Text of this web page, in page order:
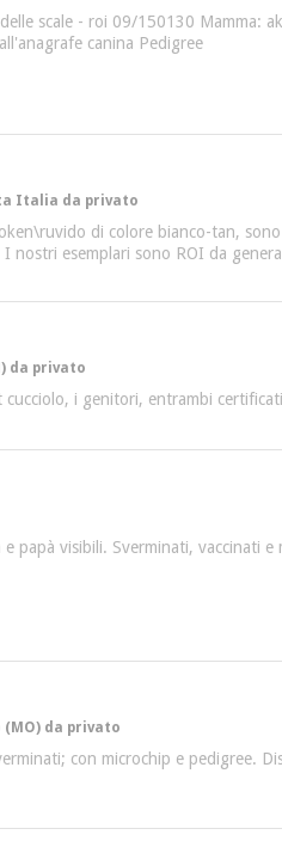
scale - roi 09/150130 Mamma:
canina Pedigree
Italia da privato
di colore bianco-tan,
esemplari sono ROI da
da privato
i genitori, entrambi
papà visibili. Sverminati, vaccinati
(MO) da privato
con microchip e pedigree.